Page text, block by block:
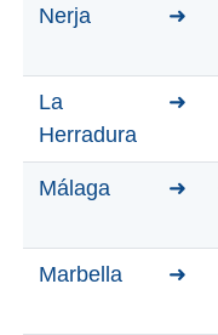
PARA
Top Hoteles
Apartmentos
Nerja ➜
La
Herradura
➜
Málaga ➜
Marbella ➜